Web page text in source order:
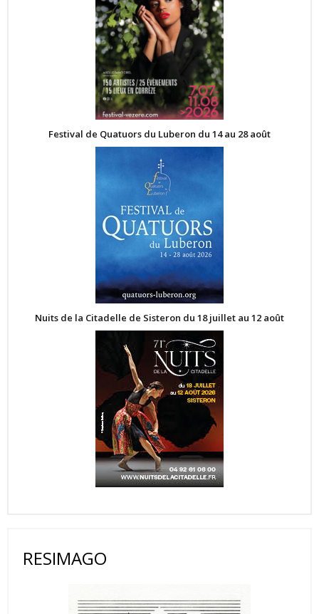
Festival de Quatuors du Luberon du 14 au 28 août
Nuits de la Citadelle de Sisteron du 18 juillet au 12 août
RESIMAGO